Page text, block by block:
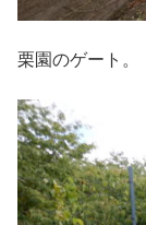
栗園のゲート。